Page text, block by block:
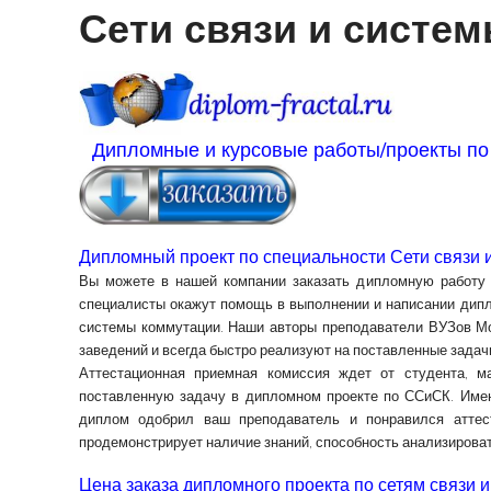
Сети связи и
Дипломные и курсовые работы/проекты
Дипломный проект по специальности Сети
Вы можете в нашей компании заказать дипломную
специалисты окажут помощь в выполнении и написании
системы коммутации. Наши авторы преподаватели ВУЗов
заведений и всегда быстро реализуют на поставленные
Аттестационная приемная комиссия ждет от студента,
поставленную задачу в дипломном проекте по ССиСК.
диплом одобрил ваш преподаватель и понравился
продемонстрирует наличие знаний, способность
Цена заказа дипломного проекта по сетям связи